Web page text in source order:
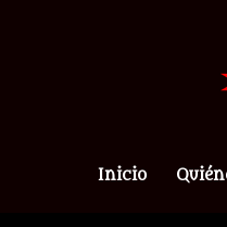
Inicio